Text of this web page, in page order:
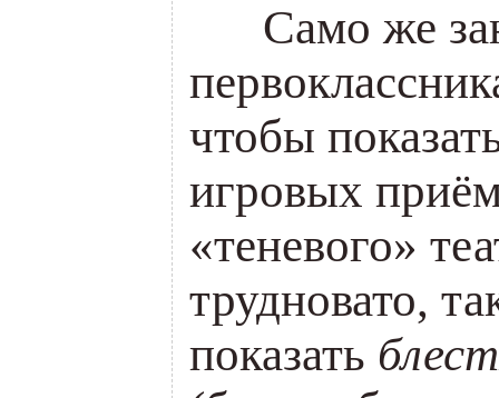
Само же
чтобы
игровых
«теневого»
трудновато,
показать